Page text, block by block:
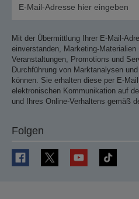
Mit der Übermittlung Ihrer E-Mail-
einverstanden, Marketing-Materialien
Veranstaltungen, Promotions und
Durchführung von Marktanalysen
können. Sie erhalten diese per E-
elektronischen Kommunikation auf
und Ihres Online-Verhaltens gemäß
Folgen